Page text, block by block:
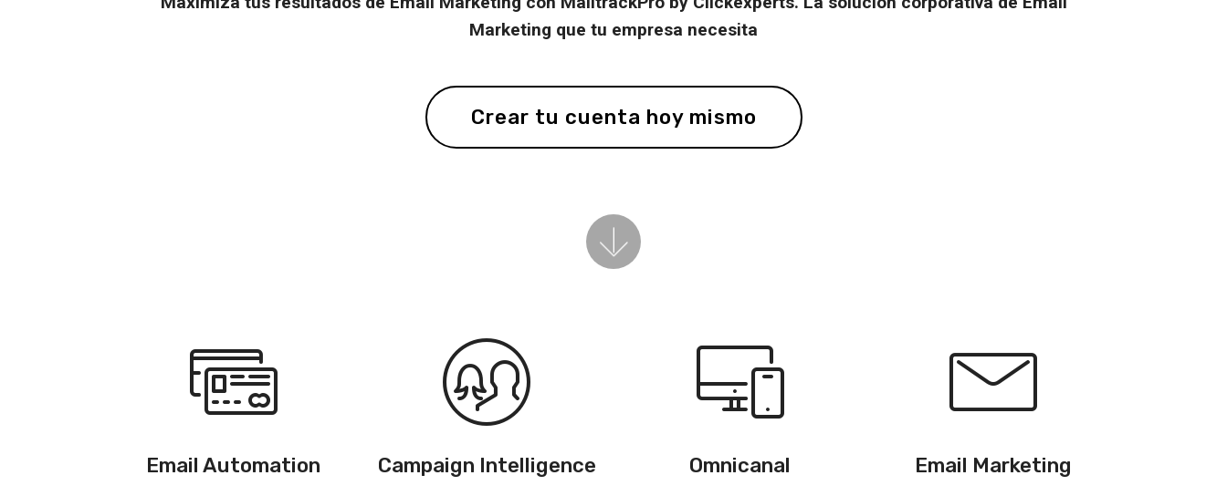
Marketing que tu empresa necesita
Crear tu cuenta hoy mismo
Email Automation Campaign Intelligence Omnicanal Email Marketing